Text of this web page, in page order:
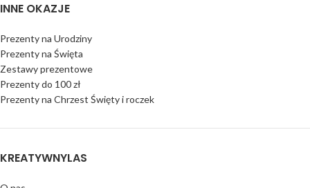
INNE OKAZJE
Prezenty na Urodziny
Prezenty na Święta
Zestawy prezentowe
Prezenty do 100 zł
Prezenty na Chrzest Święty i roczek
KREATYWNYLAS